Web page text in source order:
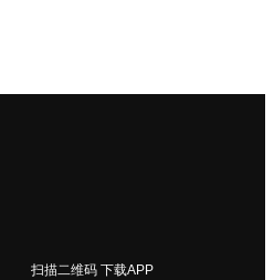
扫描二维码 下载APP